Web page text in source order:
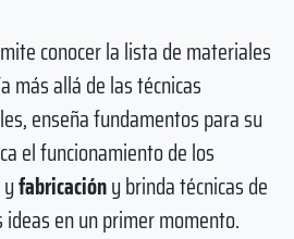
conocer la lista de materiales
más allá de las técnicas
enseña fundamentos para su
el funcionamiento de los
yfabricacióny brinda técnicas de
en un primer momento.